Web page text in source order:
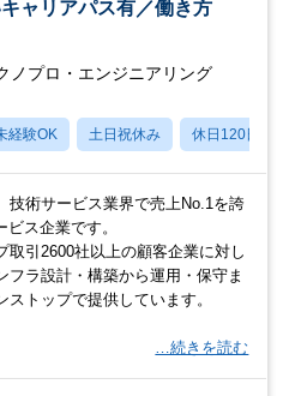
ャリアパス有／働き方
ノプロ・エンジニアリング
経験OK 土日祝休み 休日120日以上
技術サービス業界で売上No.1を誇
ビス企業です。
取引2600社以上の顧客企業に対し
フラ設計・構築から運用・保守ま
ストップで提供しています。
…続きを読む